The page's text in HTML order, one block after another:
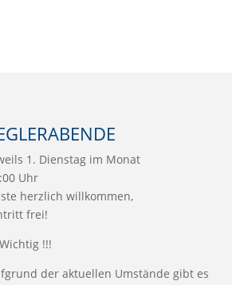
1. Dienstag im Monat
Uhr
herzlich willkommen,
frei!
!!!
der aktuellen Umstände gibt es